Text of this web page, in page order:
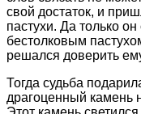
свой достаток, и
пастухи. Да только он
бестолковым
решался доверить
Тогда судьба
драгоценный камень